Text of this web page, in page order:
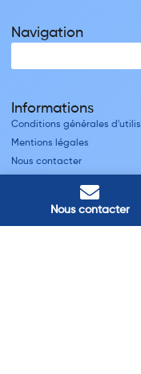
Nous contacter
Navigation
Informations
Conditions générales
Mentions légales
Nous contacter
Nos adresses